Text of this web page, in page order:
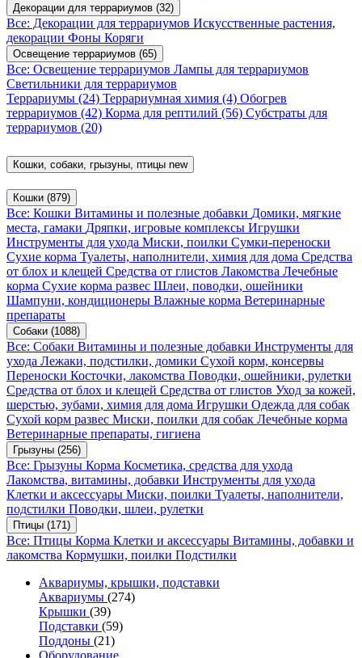
Декорации для террариумов (32)
Все: Декорации для террариумов Искусственные растения,
декорации Фоны Коряги
Освещение террариумов (65)
Все: Освещение террариумов Лампы для террариумов
Светильники для террариумов
Террариумы (24) Террариумная химия (4) Обогрев
террариумов (42) Корма для рептилий (56) Субстраты для
террариумов (20)
Кошки, собаки, грызуны, птицы new
Кошки (879)
Все: Кошки Витамины и полезные добавки Домики, мягкие
места, гамаки Дряпки, игровые комплексы Игрушки
Инструменты для ухода Миски, поилки Сумки-переноски
Сухие корма Туалеты, наполнители, химия для дома Средства
от блох и клещей Средства от глистов Лакомства Лечебные
корма Сухие корма развес Шлеи, поводки, ошейники
Шампуни, кондиционеры Влажные корма Ветеринарные
препараты
Собаки (1088)
Все: Собаки Витамины и полезные добавки Инструменты для
ухода Лежаки, подстилки, домики Сухой корм, консервы
Переноски Косточки, лакомства Поводки, ошейники, рулетки
Средства от блох и клещей Средства от глистов Уход за кожей,
шерстью, зубами, химия для дома Игрушки Одежда для собак
Сухой корм развес Миски, поилки для собак Лечебные корма
Ветеринарные препараты, гигиена
Грызуны (256)
Все: Грызуны Корма Косметика, средства для ухода
Лакомства, витамины, добавки Инструменты для ухода
Клетки и аксессуары Миски, поилки Туалеты, наполнители,
подстилки Поводки, шлеи, рулетки
Птицы (171)
Все: Птицы Корма Клетки и аксессуары Витамины, добавки и
лакомства Кормушки, поилки Подстилки
Аквариумы, крышки, подставки
Аквариумы (274)
Крышки (39)
Подставки (59)
Поддоны (21)
Оборудование